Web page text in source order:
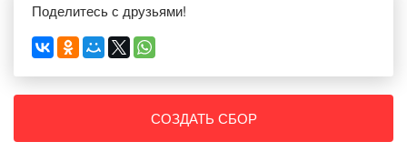
Поделитесь с друзьями!
СОЗДАТЬ СБОР